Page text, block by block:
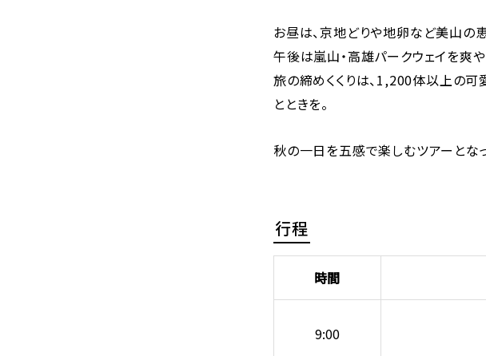
お昼は、京地どりや地卵など美山の
午後は嵐山・高雄パークウェイを爽
旅の締めくくりは、1,200体以上の
とときを。
秋の一日を五感で楽しむツアーとなっ
行程
時間
9:00